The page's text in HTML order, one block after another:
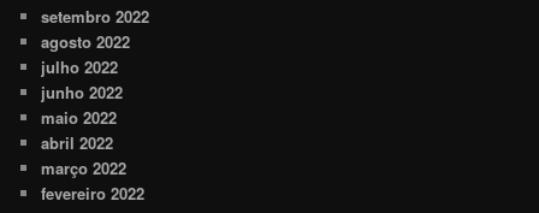
setembro 2022
agosto 2022
julho 2022
junho 2022
maio 2022
abril 2022
março 2022
fevereiro 2022